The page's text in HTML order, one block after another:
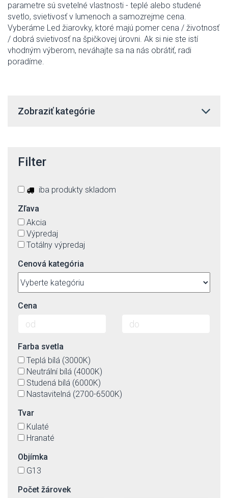
parametre sú svetelné vlastnosti - teplé alebo studené
svetlo, svietivosť v lumenoch a samozrejme cena.
Vyberáme Led žiarovky, ktoré majú pomer cena / životnosť
/ dobrá svietivosť na špičkovej úrovni. Ak si nie ste istí
vhodným výberom, neváhajte sa na nás obrátiť, radi
poradíme.
Zobraziť kategórie
Filter
iba produkty skladom
Zľava
Akcia
Výpredaj
Totálny výpredaj
Cenová kategória
Cena
Farba svetla
Teplá bílá (3000K)
Neutrální bílá (4000K)
Studená bílá (6000K)
Nastavitelná (2700-6500K)
Tvar
Kulaté
Hranaté
Objímka
G13
Počet žárovek